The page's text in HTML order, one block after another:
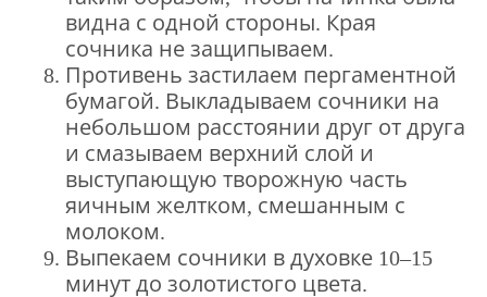
видна с одной стороны. Края
сочника не защипываем.
Противень застилаем пергаментной
бумагой. Выкладываем сочники на
небольшом расстоянии друг от друга
и смазываем верхний слой и
выступающую творожную часть
яичным желтком, смешанным с
молоком.
Выпекаем сочники в духовке 10–15
минут до золотистого цвета.